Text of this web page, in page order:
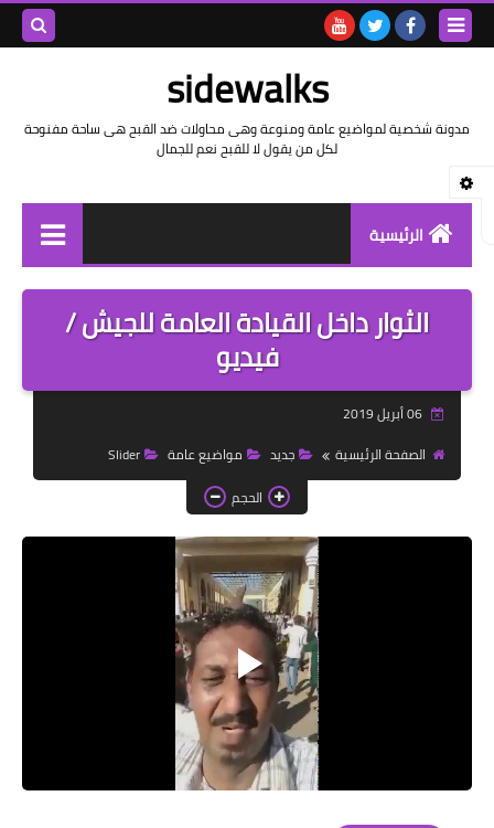
sidewalks
مدونة شخصية لمواضيع عامة ومنوعة وهى محاولات ضد القبح هى ساحة مفنوحة
لكل من يقول لا للقبح نعم للجمال
الرئيسية
توثيق وتاريخ
بيانات
تقارير
خواطر بالفصحى
خواطر قصصية
صور
علوم وبحوث
فيديو
مجرد راى
منوعات
مواضيع عامة
الثوار داخل القيادة العامة للجيش /
فيديو
06 أبريل 2019
الصفحة الرئيسية
جديد مواضيع عامة
Slider
الحجم